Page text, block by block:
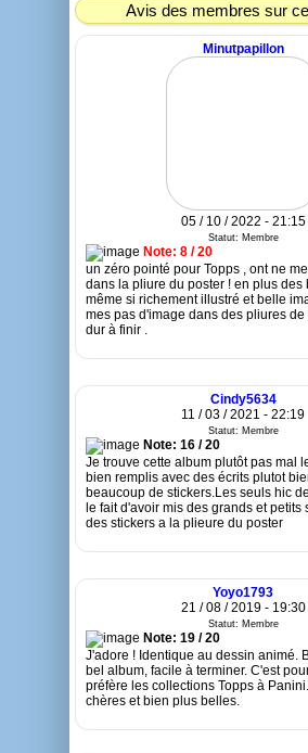
Avis des membres sur
Minutpapillon
05 / 10 / 2022 - 21:15
Statut: Membre
Note: 8 / 20
un zéro pointé pour Topps , ont ne
dans la pliure du poster ! en plus des
même si richement illustré et belle
mes pas d'image dans des pliures
dur à finir .
Cindy5634
11 / 03 / 2021 - 22:19
Statut: Membre
Note: 16 / 20
Je trouve cette album plutôt pas mal
bien remplis avec des écrits plutot
beaucoup de stickers.Les seuls hic
le fait d'avoir mis des grands et petits
des stickers a la plieure du poster
Yoyo1793
21 / 08 / 2019 - 19:30
Statut: Membre
Note: 19 / 20
J'adore ! Identique au dessin animé.
bel album, facile à terminer. C'est
préfère les collections Topps à
chères et bien plus belles.